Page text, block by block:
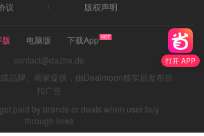
打开 APP
议
版权声明
电脑版
下载App
contact@dazhe.de
品牌、商家提供，由Dealmoon核实后发布折
扣广告
paid by brands or deals when user buy
through links